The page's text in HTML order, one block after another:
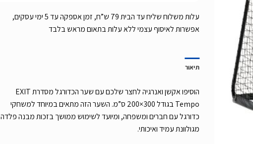
עלות משלוח שליח עד הבית 79 ש”ח, זמן אספקה עד 5 ימי עסקים,
אפשרות לאיסוף עצמי ללא עלות בתאום מראש בלבד
תיאור
הוסיפו אקשן ואנרגיה לחצר שלכם עם שער הכדורגל מסדרת EXIT
Tempo בגודל 300×200 ס”מ. השער הזה מתאים במיוחד למשחקי
כדורגל עם חברים ומשפחה, ומיועד לשימוש ממושך בזכות מבנה פלדה
מגולוונת עמיד ואיכותי.